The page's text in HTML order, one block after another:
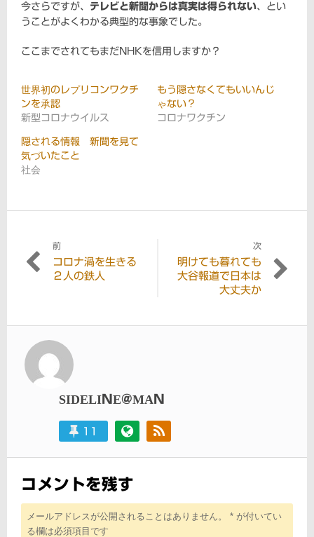
今さらですが、 テレビと新聞からは真実は得られない、とい
うことがよくわかる典型的な事象でした。
ここまでされてもまだNHKを信用しますか？
世界初のレプリコンワクチ
ンを承認
新型コロナウイルス
もう隠さなくてもいいんじ
ゃない？
コロナワクチン
隠される情報 新聞を見て
気づいたこと
社会
投
稿
ビ
ゲ
ー
前
過
去
稿:
コロナ渦を生きる
２人の鉄人
次
次
の
明けても暮れても
大谷報道で日本は
大丈夫か
SIDELINE@MAN
11
コメントを残す
メールアドレスが公開されることはありません。 * が付いてい
る欄は必須項目です